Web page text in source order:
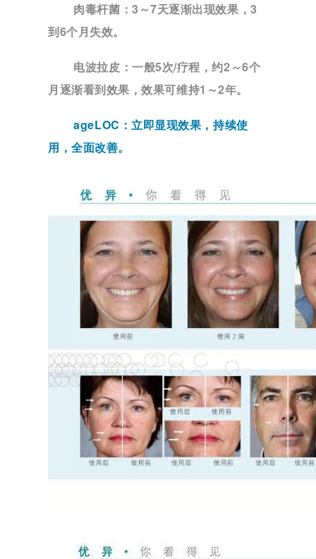
肉毒杆菌：3～7天逐渐出现效果，3
到6个月失效。
电波拉皮：一般5次/疗程，约2～6个
月逐渐看到效果，效果可维持1～2年。
ageLOC：立即显现效果，持续使
用，全面改善。